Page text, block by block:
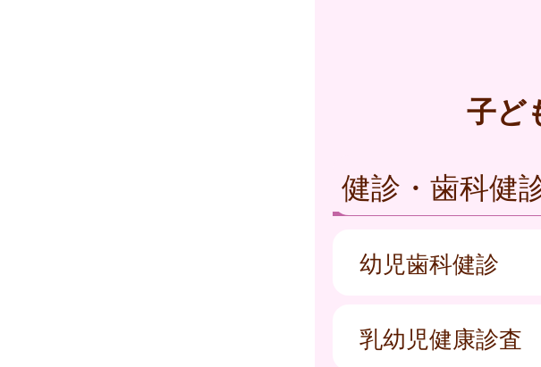
子ど
健診・歯科健
幼児歯科健診
乳幼児健康診査